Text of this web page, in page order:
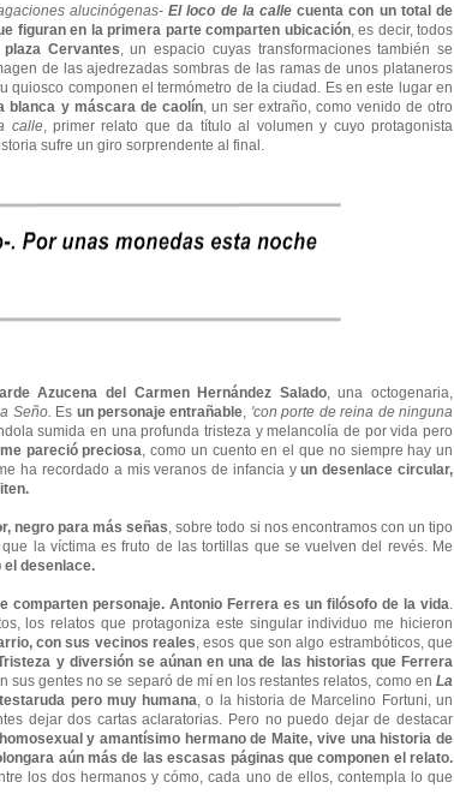
alucinógenas-El loco de la callecuenta con un total de
figuran en la primera parte comparten ubicación, es decir, todos
Cervantes , un espacio cuyas transformaciones también se
de las ajedrezadas sombras de las ramas de unos plataneros
quiosco componen el termómetro de la ciudad. Es en este lugar en
blanca y máscara de caolín, un ser extraño, como venido de otro
calle, primer relato que da título al volumen y cuyo protagonista
sufre un giro sorprendente al final.
Azucena del Carmen Hernández Salado, una octogenaria,
Seño. Es un personaje entrañable 'con porte de reina de ninguna
sumida en una profunda tristeza y melancolía de por vida pero
pareció preciosa , como un cuento en el que no siempre hay un
ha recordado a mis veranos de infancia yun desenlace circular,
negro para más señas , sobre todo si nos encontramos con un tipo
la víctima es fruto de las tortillas que se vuelven del revés. Me
desenlace.
comparten personaje. Antonio Ferrera es un filósofo de la vida
los relatos que protagoniza este singular individuo me hicieron
con sus vecinos reales , esos que son algo estrambóticos, que
y diversión se aúnan en una de las historias que Ferrera
sus gentes no se separó de mí en los restantes relatos, como en La
pero muy humana , o la historia de Marcelino Fortuni, un
dejar dos cartas aclaratorias. Pero no puedo dejar de destacar
y amantísimo hermano de Maite, vive una historia de
aún más de las escasas páginas que componen el relato.
los dos hermanos y cómo, cada uno de ellos, contempla lo que